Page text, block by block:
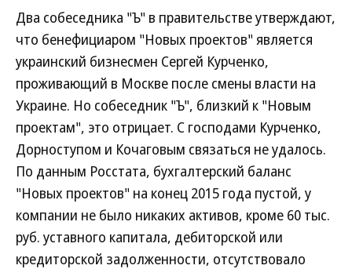
Два собеседника "Ъ" в правительстве утверждают,
что бенефициаром "Новых проектов" является
украинский бизнесмен Сергей Курченко,
проживающий в Москве после смены власти на
Украине. Но собеседник "Ъ", близкий к "Новым
проектам", это отрицает. С господами Курченко,
Дорноступом и Кочаговым связаться не удалось.
По данным Росстата, бухгалтерский баланс
"Новых проектов" на конец 2015 года пустой, у
компании не было никаких активов, кроме 60 тыс.
руб. уставного капитала, дебиторской или
кредиторской задолженности, отсутствовало